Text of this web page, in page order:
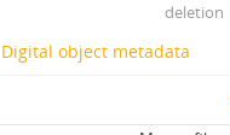
deletion
Digital object metadata